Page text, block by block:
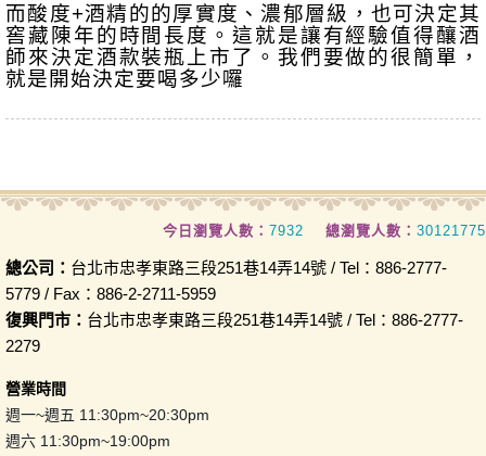
而酸度+酒精的的厚實度、濃郁層級，也可決定其
窖藏陳年的時間長度。這就是讓有經驗值得釀酒
師來決定酒款裝瓶上市了。我們要做的很簡單，
就是開始決定要喝多少囉
今日瀏覽人數： 7932 總瀏覽人數： 30121775
總公司： 台北市忠孝東路三段251巷14弄14號 / Tel：886-2777-
5779 / Fax：886-2-2711-5959
復興門市： 台北市忠孝東路三段251巷14弄14號 / Tel：886-2777-
2279
營業時間
週一~週五 11:30pm~20:30pm
週六 11:30pm~19:00pm